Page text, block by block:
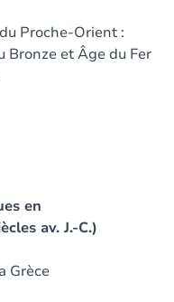
Proche-Orient :
Bronze et Âge du Fer
en
av. J.-C.)
Grèce